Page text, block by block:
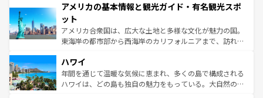
ンツ一覧を参照してほしい。
の建物がそのまま残る町や、スイスならではのユニークな
博物館もあり、アルプス観光だけでなく町歩きも満喫する
ことができる。国民の所得が高いため物価も高いが、旅行
者向けの交通パス提供のサービスもあり、うまく活用すれ
着のスイス情報は
アメリカの基本情報と観光ガイド・有名観光スポ
ット
アメリカ合衆国は、広大な土地と多様な文化が魅力の国。
東海岸の都市部から西海岸のカリフォルニアまで、訪れる
のような巨大都市は、観光、ショッピング、エンターテイ
ンメントが詰まった刺激的なスポットだ。一方、アメリカ
西部には大自然が広がり、グランドキャニオンやイエロー
ハワイ
年間を通じて温暖な気候に恵まれ、多くの島で構成される
ハワイは、どの島も独自の魅力をもっている。大自然の神